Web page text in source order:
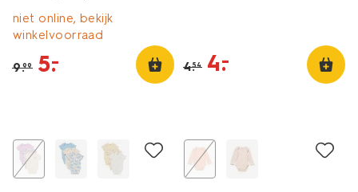
niet online, bekijk
winkelvoorraad
9.99 5.
– 4.54 4.
–